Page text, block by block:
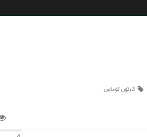
کارتون توماس